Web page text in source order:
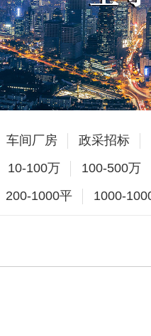
车间厂房
政采招标
10-100万
100-500万
200-1000平 1000-